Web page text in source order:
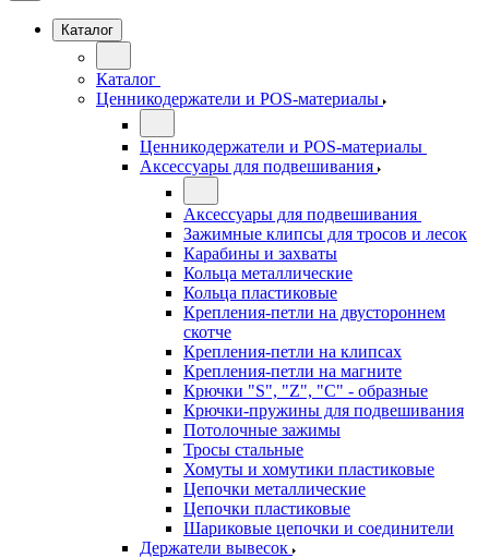
Каталог
Каталог
Ценникодержатели и POS-материалы
Ценникодержатели и POS-материалы
Аксессуары для подвешивания
Аксессуары для подвешивания
Зажимные клипсы для тросов и лесок
Карабины и захваты
Кольца металлические
Кольца пластиковые
Крепления-петли на двустороннем
скотче
Крепления-петли на клипсах
Крепления-петли на магните
Крючки "S", "Z", "C" - образные
Крючки-пружины для подвешивания
Потолочные зажимы
Тросы стальные
Хомуты и хомутики пластиковые
Цепочки металлические
Цепочки пластиковые
Шариковые цепочки и соединители
Держатели вывесок